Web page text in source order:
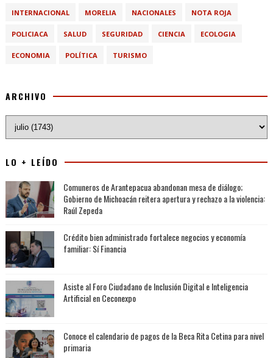
INTERNACIONAL MORELIA NACIONALES NOTA ROJA
POLICIACA SALUD SEGURIDAD CIENCIA ECOLOGIA
ECONOMIA POLÍTICA TURISMO
ARCHIVO
LO + LEÍDO
Comuneros de Arantepacua abandonan mesa de diálogo;
Gobierno de Michoacán reitera apertura y rechazo a la violencia:
Raúl Zepeda
Crédito bien administrado fortalece negocios y economía
familiar: Sí Financia
Asiste al Foro Ciudadano de Inclusión Digital e Inteligencia
Artificial en Ceconexpo
Conoce el calendario de pagos de la Beca Rita Cetina para nivel
primaria